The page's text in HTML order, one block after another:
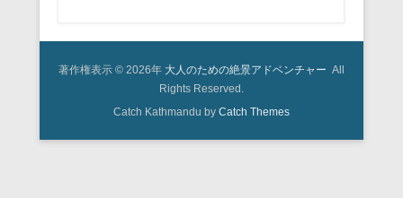
著作権表示 © 2026年 大人のための絶景アドベンチャー All
Rights Reserved.
Catch Kathmandu by Catch Themes